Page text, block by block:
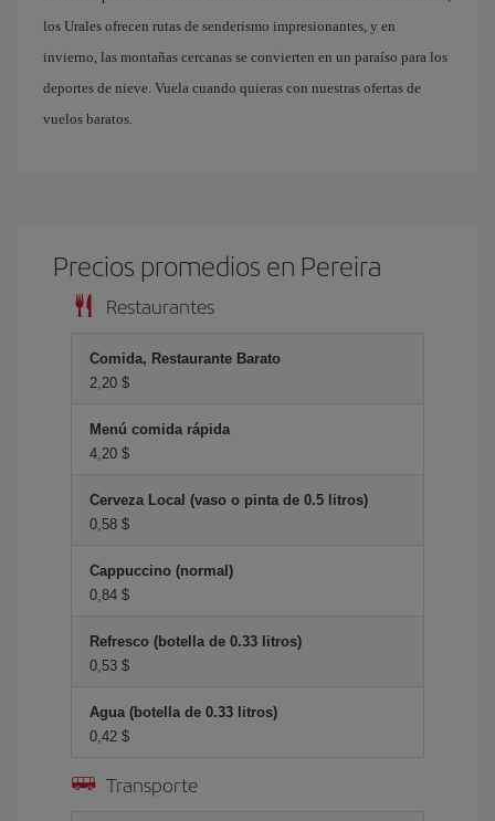
los Urales ofrecen rutas de senderismo impresionantes, y en
invierno, las montañas cercanas se convierten en un paraíso para los
deportes de nieve. Vuela cuando quieras con nuestras ofertas de
vuelos baratos.
Precios promedios en Pereira
Restaurantes
Comida, Restaurante Barato
2,20 $
Menú comida rápida
4,20 $
Cerveza Local (vaso o pinta de 0.5 litros)
0,58 $
Cappuccino (normal)
0,84 $
Refresco (botella de 0.33 litros)
0,53 $
Agua (botella de 0.33 litros)
0,42 $
Transporte